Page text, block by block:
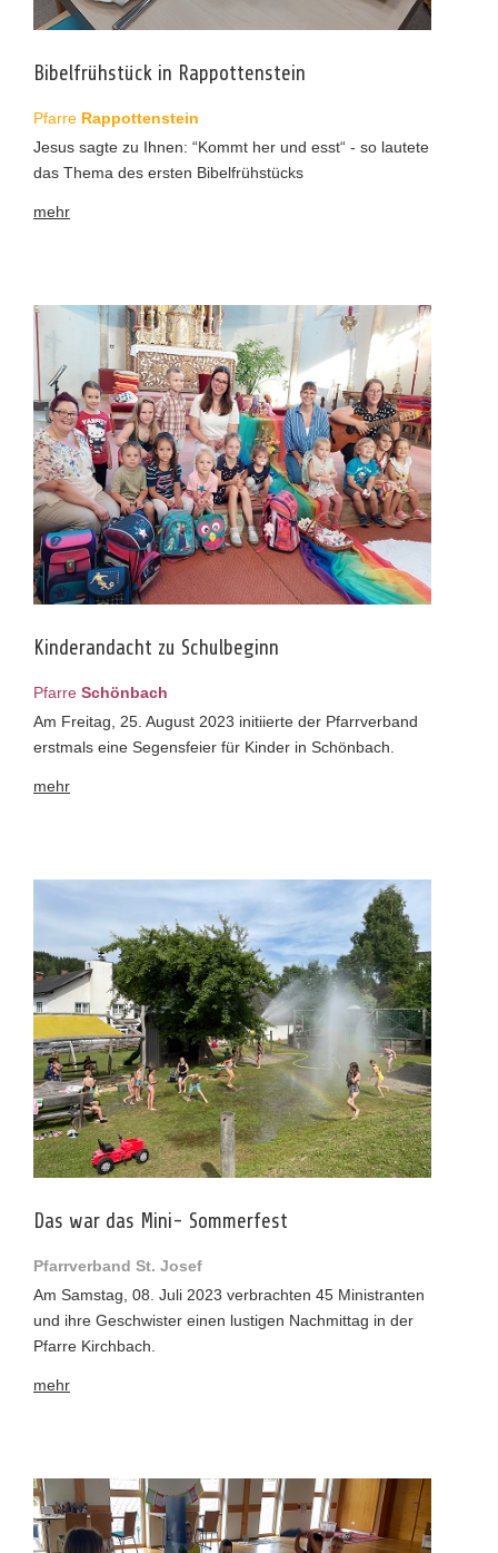
Bibelfrühstück in Rappottenstein
Pfarre Rappottenstein
Jesus sagte zu Ihnen: “Kommt her und esst“ - so lautete
das Thema des ersten Bibelfrühstücks
mehr
Kinderandacht zu Schulbeginn
Pfarre Schönbach
Am Freitag, 25. August 2023 initiierte der Pfarrverband
erstmals eine Segensfeier für Kinder in Schönbach.
mehr
Das war das Mini- Sommerfest
Pfarrverband St. Josef
Am Samstag, 08. Juli 2023 verbrachten 45 Ministranten
und ihre Geschwister einen lustigen Nachmittag in der
Pfarre Kirchbach.
mehr